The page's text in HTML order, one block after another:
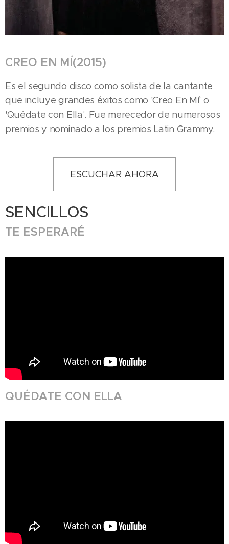
CREO EN MÍ(2015)
Es el segundo disco como solista de la cantante
que incluye grandes éxitos como 'Creo En Mí' o
'Quédate con Ella'. Fue merecedor de numerosos
premios y nominado a los premios Latin Grammy.
ESCUCHAR AHORA
SENCILLOS
TE ESPERARÉ
QUÉDATE CON ELLA